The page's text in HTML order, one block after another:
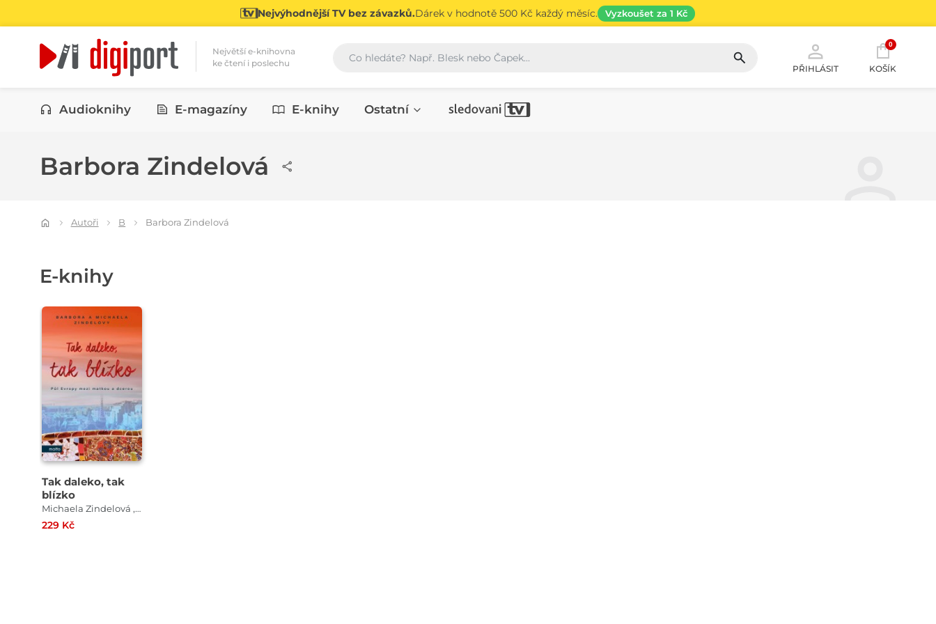
Nejvýhodnější TV bez závazků.Dárek v hodnotě 500 Kč každý měsíc. Vyzkoušet za 1 Kč
Největší e-knihovna
ke čtení i poslechu
Vyhledávání
PŘIHLÁSIT
0
KOŠÍK
Kategorie
Audioknihy E-magazíny E-knihy Ostatní
Barbora Zindelová
Autoři B Barbora Zindelová
E-knihy
Tak daleko, tak
blízko
Michaela Zindelová , Barbora Zindelová
229 Kč